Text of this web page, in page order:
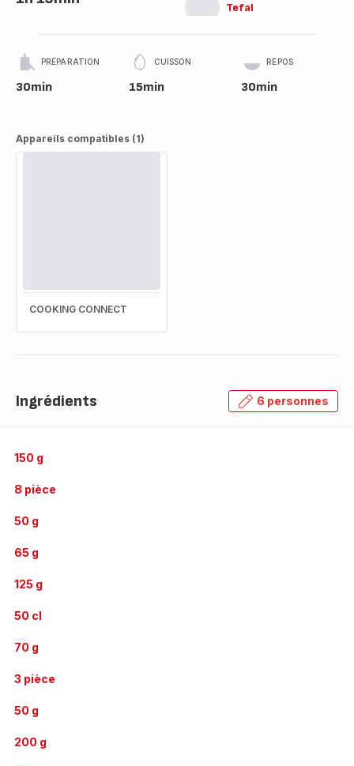
Tefal
PRÉPARATION
30min
CUISSON
15min
REPOS
30min
Appareils compatibles (1)
COOKING CONNECT
Ingrédients 6 personnes
150 g
8 pièce
50 g
65 g
125 g
50 cl
70 g
3 pièce
50 g
200 g